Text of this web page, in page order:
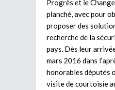
Progrès et le
planché, avec pour
proposer des
recherche de la
pays. Dès leur
mars 2016 dans
honorables députés
visite de courtoisie